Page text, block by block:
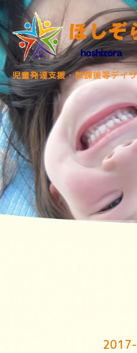
児童発達支援・放課後等デイ